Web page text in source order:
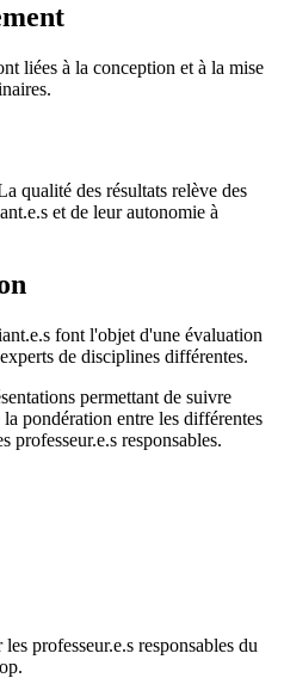
liées à la conception et à la mise
qualité des résultats relève des
et de leur autonomie à
font l'objet d'une évaluation
de disciplines différentes.
permettant de suivre
pondération entre les différentes
professeur.e.s responsables.
professeur.e.s responsables du